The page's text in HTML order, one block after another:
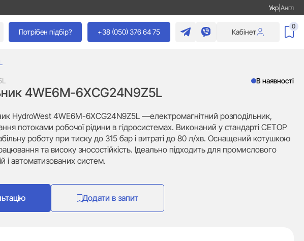
Укр| Англ
Потрібен підбір? +38 (050) 376 64 75 Кабінет
0
В наявності
4WE6M-6XCG24N9Z5L
HydroWest 4WE6M-6XCG24N9Z5L —електромагнітний розподільник,
потоками робочої рідини в гідросистемах. Виконаний у стандарті CETOP
роботу при тиску до 315 бар і витраті до 80 л/хв. Оснащений котушкою
та високу зносостійкість. Ідеально підходить для промислового
і автоматизованих систем.
Додати в запит